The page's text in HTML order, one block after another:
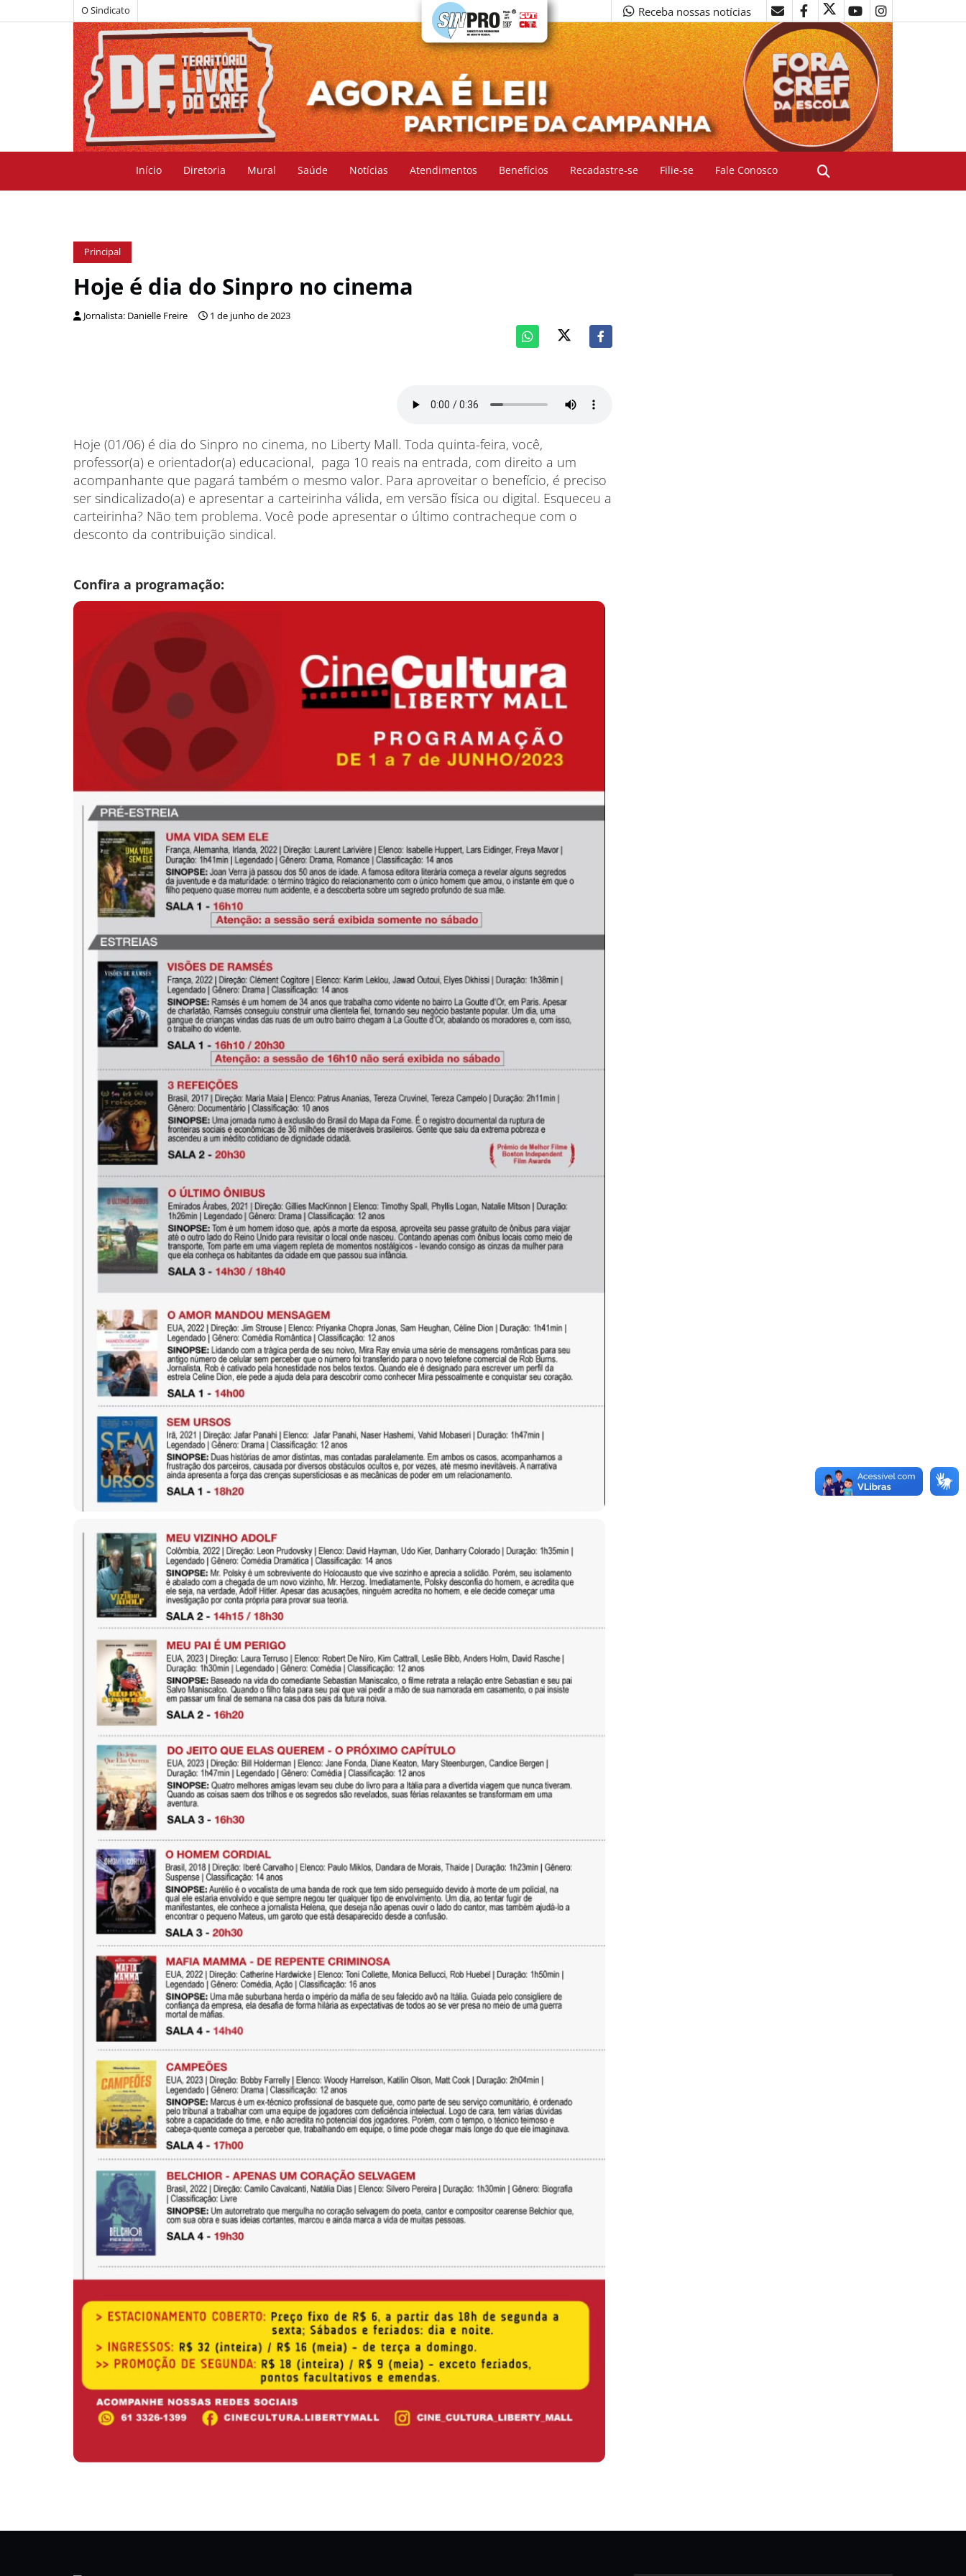
O Sindicato Receba nossas notícias
Início Diretoria Mural Saúde Notícias Atendimentos Benefícios Recadastre-se Filie-se Fale Conosco
Principal
Hoje é dia do Sinpro no cinema
Jornalista: Danielle Freire 1 de junho de 2023
Hoje (01/06) é dia do Sinpro no cinema, no Liberty Mall. Toda quinta-feira, você,
professor(a) e orientador(a) educacional, paga 10 reais na entrada, com direito a um
acompanhante que pagará também o mesmo valor. Para aproveitar o benefício, é preciso
ser sindicalizado(a) e apresentar a carteirinha válida, em versão física ou digital. Esqueceu a
carteirinha? Não tem problema. Você pode apresentar o último contracheque com o
desconto da contribuição sindical.
Confira a programação: